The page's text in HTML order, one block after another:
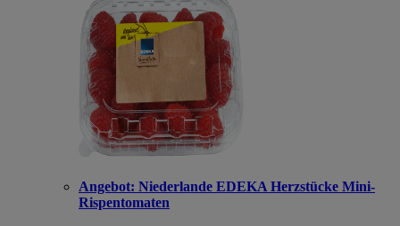
Angebot: Niederlande EDEKA Herzstücke Mini-
Rispentomaten